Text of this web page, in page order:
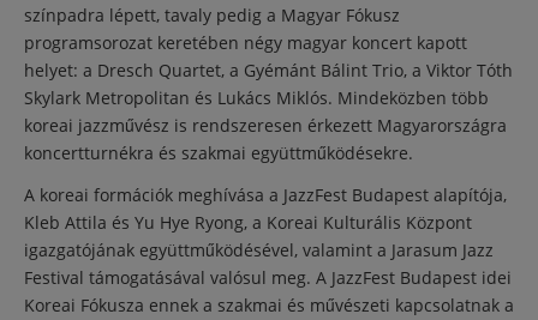
színpadra lépett, tavaly pedig a Magyar Fókusz
programsorozat keretében négy magyar koncert kapott
helyet: a Dresch Quartet, a Gyémánt Bálint Trio, a Viktor Tóth
Skylark Metropolitan és Lukács Miklós. Mindeközben több
koreai jazzművész is rendszeresen érkezett Magyarországra
koncertturnékra és szakmai együttműködésekre.
A koreai formációk meghívása a JazzFest Budapest alapítója,
Kleb Attila és Yu Hye Ryong, a Koreai Kulturális Központ
igazgatójának együttműködésével, valamint a Jarasum Jazz
Festival támogatásával valósul meg. A JazzFest Budapest idei
Koreai Fókusza ennek a szakmai és művészeti kapcsolatnak a